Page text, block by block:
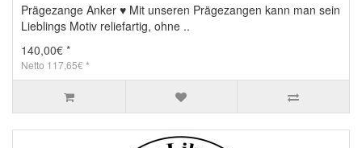
Prägezange Anker ♥ Mit unseren Prägezangen kann man sein
Lieblings Motiv reliefartig, ohne ..
140,00€ *
Netto 117,65€ *